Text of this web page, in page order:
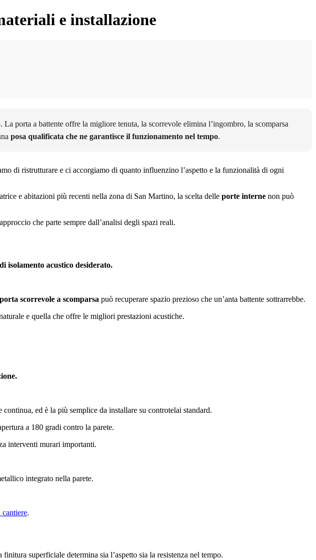
e installazione
. La porta a battente offre la migliore tenuta, la scorrevole elimina l’ingombro, la scomparsa
posa qualificata che ne garantisce il funzionamento nel tempo.
di ristrutturare e ci accorgiamo di quanto influenzino l’aspetto e la funzionalità di ogni
e abitazioni più recenti nella zona di San Martino, la scelta delle porte interne non può
che parte sempre dall’analisi degli spazi reali.
isolamento acustico desiderato.
porta scorrevole a scomparsa può recuperare spazio prezioso che un’anta battente sottrarrebbe.
e quella che offre le migliori prestazioni acustiche.
ed è la più semplice da installare su controtelai standard.
a 180 gradi contro la parete.
interventi murari importanti.
integrato nella parete.
cantiere.
finitura superficiale determina sia l’aspetto sia la resistenza nel tempo.